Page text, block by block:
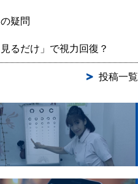
疑問
るだけ」で視力回復？
投稿一覧